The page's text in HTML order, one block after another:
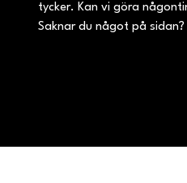
tycker. Kan vi göra
Saknar du något på sidan?